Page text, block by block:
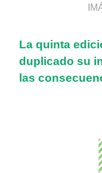
La quinta
duplicado su
las